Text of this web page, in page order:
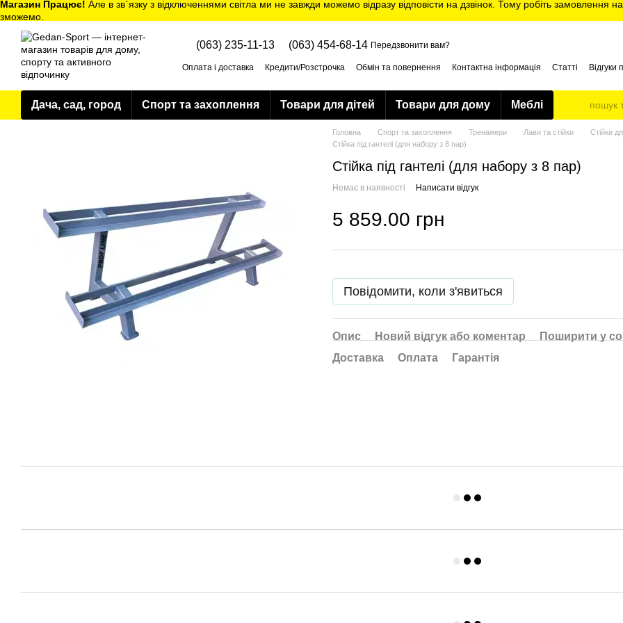
Перейти до основного контенту
Магазин Працює! Але в зв`язку з відключеннями світла ми не завжди можемо відразу відповісти на дзвінок. Тому робіть замовлення
зможемо.
(063) 235-11-13 (063) 454-68-14 Передзвонити вам?
Оплата і доставка Кредити/Розстрочка Обмін та повернення Контактна інформація Статті Відгуки
Дача, сад, город Спорт та захоплення Товари для дітей Товари для дому Меблі
Головна Спорт та захоплення Тренажери Лави та стійки Стійки
Стійка під гантелі (для набору з 8 пар)
Стійка під гантелі (для набору з 8 пар)
Немає в наявності Написати відгук
5 859.00 грн
Повідомити, коли з'явиться
Опис Новий відгук або коментар
Поширити у
Доставка
Оплата Гарантія